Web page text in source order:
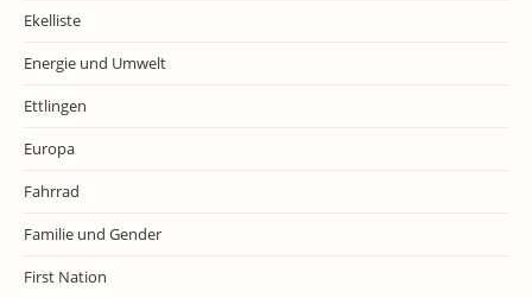
Ekelliste
Energie und Umwelt
Ettlingen
Europa
Fahrrad
Familie und Gender
First Nation